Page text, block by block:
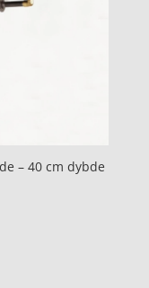
– 40 cm dybde